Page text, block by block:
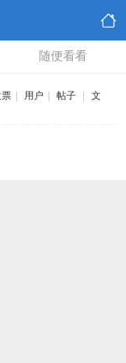
随便看看
用户 帖子
文